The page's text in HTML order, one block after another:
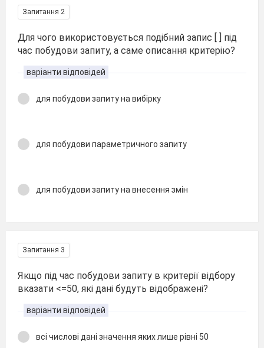
Запитання 2
Для чого використовується подібний запис [ ] під
час побудови запиту, а саме описання критерію?
варіанти відповідей
для побудови запиту на вибірку
для побудови параметричного запиту
для побудови запиту на внесення змін
Запитання 3
Якщо під час побудови запиту в критерії відбору
вказати <=50, які дані будуть відображені?
варіанти відповідей
всі числові дані значення яких лише рівні 50